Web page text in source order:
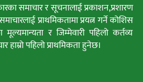
समाचार र सूचनालाई प्रकाशन,प्रशारण
प्राथमिकतामा प्रयत्न गर्ने कोशिस
मूल्यमान्यता र जिम्मेवारी पहिलो कर्तव्य
पहिलो प्राथमिकता हुनेछ।